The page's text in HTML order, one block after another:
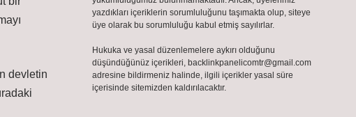
devletin
yazdıkları içeriklerin sorumluluğunu taşımakta olup, siteye
üye olarak bu sorumluluğu kabul etmiş sayılırlar.
Hukuka ve yasal düzenlemelere aykırı olduğunu
düşündüğünüz içerikleri, backlinkpanelicomtr@gmail.com
adresine bildirmeniz halinde, ilgili içerikler yasal süre
içerisinde sitemizden kaldırılacaktır.